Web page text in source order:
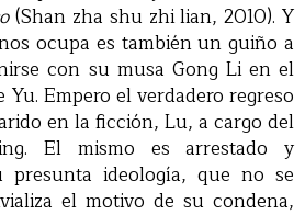
(Shan zha shu zhi lian, 2010). Y
ocupa es también un guiño a
con su musa Gong Li en el
Empero el verdadero regreso
en la ficción, Lu, a cargo del
El mismo es arrestado y
presunta ideología, que no se
el motivo de su condena,